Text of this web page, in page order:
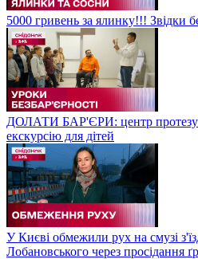
5000 гривень за ялинку!!! Звідки
ДОЛАТИ БАР'ЄРИ: центр
екскурсію для дітей
У Києві обмежили рух на смузі
Лобановського через просідання